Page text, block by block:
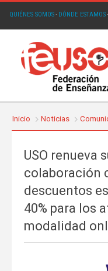
QUIÉNES SOMOS· DÓNDE ESTAMOS·
Inicio Noticias
USO renueva
colaboración
descuentos
40% para los
modalidad